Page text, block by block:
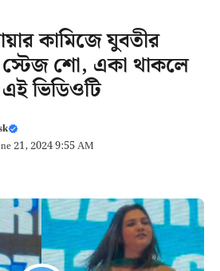
কামিজে যুবতীর
স্টেজ শো, একা থাকলে
ভিডিওটি
21, 2024 9:55 AM